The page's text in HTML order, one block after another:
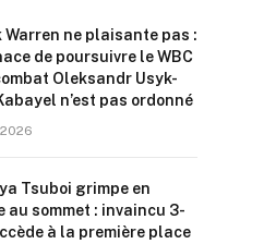
Warren ne plaisante pas :
de poursuivre le WBC
Oleksandr Usyk-
n’est pas ordonné
Tsuboi grimpe en
au sommet : invaincu 3-
à la première place